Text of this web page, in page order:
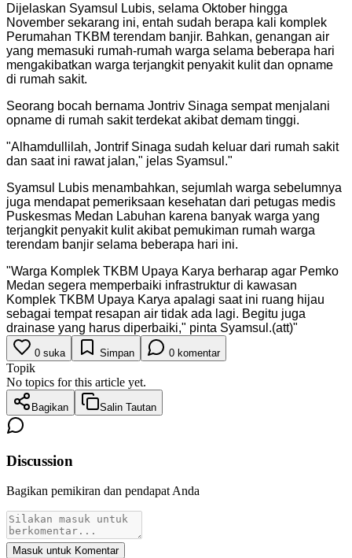
Dijelaskan Syamsul Lubis, selama Oktober hingga
November sekarang ini, entah sudah berapa kali komplek
Perumahan TKBM terendam banjir. Bahkan, genangan air
yang memasuki rumah-rumah warga selama beberapa hari
mengakibatkan warga terjangkit penyakit kulit dan opname
di rumah sakit.
Seorang bocah bernama Jontriv Sinaga sempat menjalani
opname di rumah sakit terdekat akibat demam tinggi.
"Alhamdullilah, Jontrif Sinaga sudah keluar dari rumah sakit
dan saat ini rawat jalan," jelas Syamsul."
Syamsul Lubis menambahkan, sejumlah warga sebelumnya
juga mendapat pemeriksaan kesehatan dari petugas medis
Puskesmas Medan Labuhan karena banyak warga yang
terjangkit penyakit kulit akibat pemukiman rumah warga
terendam banjir selama beberapa hari ini.
"Warga Komplek TKBM Upaya Karya berharap agar Pemko
Medan segera memperbaiki infrastruktur di kawasan
Komplek TKBM Upaya Karya apalagi saat ini ruang hijau
sebagai tempat resapan air tidak ada lagi. Begitu juga
drainase yang harus diperbaiki," pinta Syamsul.(att)"
0 suka Simpan 0 komentar
Topik
No topics for this article yet.
Bagikan Salin Tautan
Discussion
Bagikan pemikiran dan pendapat Anda
Masuk untuk Komentar